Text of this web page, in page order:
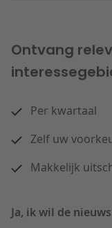
Ontvang
Per kwartaal
Zelf uw
Makkelijk
Ja, ik wil de